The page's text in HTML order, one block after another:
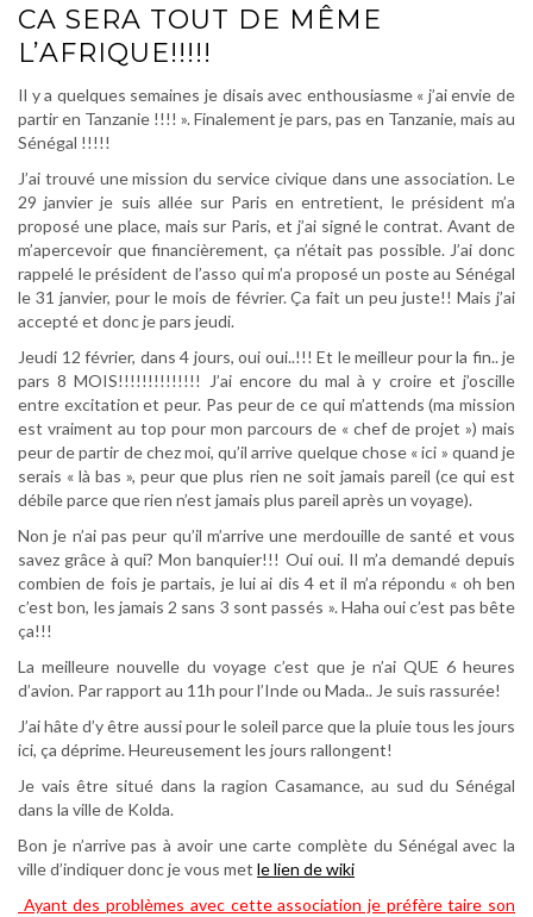
CA SERA TOUT DE MÊME
L’AFRIQUE!!!!!
Il y a quelques semaines je disais avec enthousiasme « j’ai envie de
partir en Tanzanie !!!! ». Finalement je pars, pas en Tanzanie, mais au
Sénégal !!!!!
J’ai trouvé une mission du service civique dans une association. Le
29 janvier je suis allée sur Paris en entretient, le président m’a
proposé une place, mais sur Paris, et j’ai signé le contrat. Avant de
m’apercevoir que financièrement, ça n’était pas possible. J’ai donc
rappelé le président de l’asso qui m’a proposé un poste au Sénégal
le 31 janvier, pour le mois de février. Ça fait un peu juste!! Mais j’ai
accepté et donc je pars jeudi.
Jeudi 12 février, dans 4 jours, oui oui..!!! Et le meilleur pour la fin.. je
pars 8 MOIS!!!!!!!!!!!!!! J’ai encore du mal à y croire et j’oscille
entre excitation et peur. Pas peur de ce qui m’attends (ma mission
est vraiment au top pour mon parcours de « chef de projet ») mais
peur de partir de chez moi, qu’il arrive quelque chose « ici » quand je
serais « là bas », peur que plus rien ne soit jamais pareil (ce qui est
débile parce que rien n’est jamais plus pareil après un voyage).
Non je n’ai pas peur qu’il m’arrive une merdouille de santé et vous
savez grâce à qui? Mon banquier!!! Oui oui. Il m’a demandé depuis
combien de fois je partais, je lui ai dis 4 et il m’a répondu « oh ben
c’est bon, les jamais 2 sans 3 sont passés ». Haha oui c’est pas bête
ça!!!
La meilleure nouvelle du voyage c’est que je n’ai QUE 6 heures
d’avion. Par rapport au 11h pour l’Inde ou Mada.. Je suis rassurée!
J’ai hâte d’y être aussi pour le soleil parce que la pluie tous les jours
ici, ça déprime. Heureusement les jours rallongent!
Je vais être situé dans la ragion Casamance, au sud du Sénégal
dans la ville de Kolda.
Bon je n’arrive pas à avoir une carte complète du Sénégal avec la
ville d’indiquer donc je vous met le lien de wiki
Ayant des problèmes avec cette association je préfère taire son